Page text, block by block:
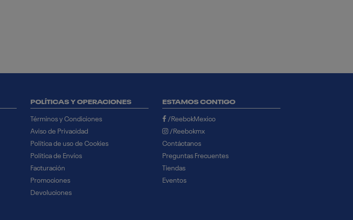
POLÍTICAS Y OPERACIONES
Términos y Condiciones
Aviso de Privacidad
Política de uso de Cookies
Política de Envíos
Facturación
Promociones
Devoluciones
ESTAMOS CONTIGO
/ReebokMexico
/Reebokmx
Contáctanos
Preguntas Frecuentes
Tiendas
Eventos